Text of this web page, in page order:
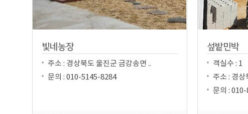
빛네농장
주소 : 경상북도 울진군 금강송면 ..
문의 : 010-5145-8284
섶밭민박
객실수 : 1
주소 : 경상
문의 :